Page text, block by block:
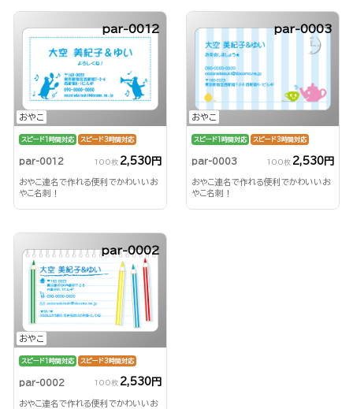
おやこ
par-0012
スピード1時間対応 スピード3時間対応
par-0012 100枚 2,530円
おやこ連名で作れる便利でかわいいお
やこ名刺！
おやこ
par-0003
スピード1時間対応 スピード3時間対応
par-0003 100枚 2,530円
おやこ連名で作れる便利でかわいいお
やこ名刺！
おやこ
par-0002
スピード1時間対応 スピード3時間対応
par-0002 100枚 2,530円
おやこ連名で作れる便利でかわいいお